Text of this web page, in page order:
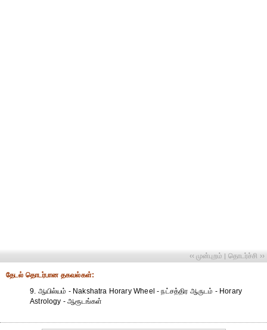
‹‹ முன்புறம் | தொடர்ச்சி ››
தேட‌ல் தொட‌ர்பான தகவ‌ல்க‌ள்:
9. ஆயில்யம் - Nakshatra Horary Wheel - நட்சத்திர ஆருடம் - Horary
Astrology - ஆரூடங்கள்